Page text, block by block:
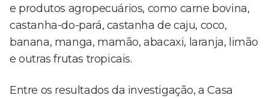
e produtos agropecuários, como carne bovina,
castanha-do-pará, castanha de caju, coco,
banana, manga, mamão, abacaxi, laranja, limão
e outras frutas tropicais.
Entre os resultados da investigação, a Casa